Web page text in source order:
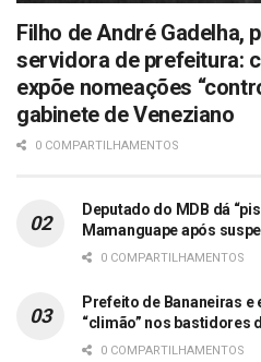
Filho de André Gadelha,
servidora de prefeitura:
expõe nomeações
gabinete de Veneziano
0 COMPARTILHAMENTOS
Deputado do MDB dá
Mamanguape após
0 COMPARTILHAMENTOS
Prefeito de Bananeiras
“climão” nos bastidores
0 COMPARTILHAMENTOS